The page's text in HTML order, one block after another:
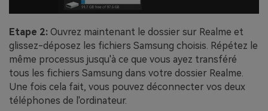
Etape 2: Ouvrez maintenant le dossier sur Realme et
glissez-déposez les fichiers Samsung choisis. Répétez le
même processus jusqu'à ce que vous ayez transféré
tous les fichiers Samsung dans votre dossier Realme.
Une fois cela fait, vous pouvez déconnecter vos deux
téléphones de l'ordinateur.